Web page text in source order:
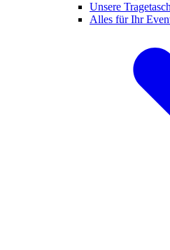
Unsere
Alles für Ihr